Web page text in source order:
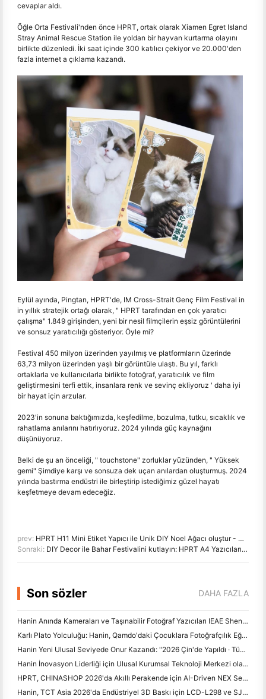
cevaplar aldı.
Öğle Orta Festivali'nden önce HPRT, ortak olarak Xiamen Egret Island
Stray Animal Rescue Station ile yoldan bir hayvan kurtarma olayını
birlikte düzenledi. İki saat içinde 300 katılıcı çekiyor ve 20.000'den
fazla internet a çıklama kazandı.
Eylül ayında, Pingtan, HPRT'de, IM Cross-Strait Genç Film Festival in
in yıllık stratejik ortağı olarak, " HPRT tarafından en çok yaratıcı
çalışma" 1.849 girişinden, yeni bir nesil filmçilerin eşsiz görüntülerini
ve sonsuz yaratıcılığı gösteriyor. Öyle mi?
Festival 450 milyon üzerinden yayılmış ve platformların üzerinde
63,73 milyon üzerinden yaşlı bir görüntüle ulaştı. Bu yıl, farklı
ortaklarla ve kullanıcılarla birlikte fotoğraf, yaratıcılık ve film
geliştirmesini terfi ettik, insanlara renk ve sevinç ekliyoruz ' daha iyi
bir hayat için arzular.
2023'in sonuna baktığımızda, keşfedilme, bozulma, tutku, sıcaklık ve
rahatlama anılarını hatırlıyoruz. 2024 yılında güç kaynağını
düşünüyoruz.
Belki de şu an önceliği, " touchstone" zorluklar yüzünden, " Yüksek
gemi" Şimdiye karşı ve sonsuza dek uçan anılardan oluşturmuş. 2024
yılında bastırma endüstri ile birleştirip istediğimiz güzel hayatı
keşfetmeye devam edeceğiz.
prev: HPRT H11 Mini Etiket Yapıcı ile Unik DIY Noel Ağacı oluştur - Mükemmel Holiday Şirketiniz!
Sonraki: DIY Decor ile Bahar Festivalini kutlayın: HPRT A4 Yazıcıları ve Etiket Yapıcıları ile Lantern & Daha fazlasını Oluşturun
Son sözler DAHA FAZLA
Hanin Anında Kameraları ve Taşınabilir Fotoğraf Yazıcıları IEAE Shenzhen 2026'da Güçlü İlgi Çekiyor
Karlı Plato Yolculuğu: Hanin, Qamdo'daki Çocuklara Fotoğrafçılık Eğitimi Programları Alıyor
Hanin Yeni Ulusal Seviyede Onur Kazandı: "2026 Çin'de Yapıldı · Tüketiciler tarafından Güvenilir Marka" olarak adlandırıldı
Hanin İnovasyon Liderliği için Ulusal Kurumsal Teknoloji Merkezi olarak Tanıldı
HPRT, CHINASHOP 2026'da Akıllı Perakende için AI-Driven NEX Serisini Sergiliyor
Hanin, TCT Asia 2026'da Endüstriyel 3D Baskı için LCD-L298 ve SJF Yeniliklerini Tanıtıyor